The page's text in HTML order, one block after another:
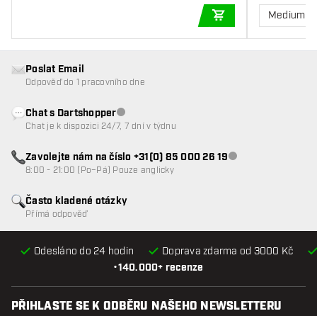
PŘIDAT DO KOŠÍKU
Medium
•140.000+ recenze
Odesláno do 24 hodin Doprava zdarma od 3000 Kč
Často kladené otázky
Přímá odpověď
Poslat Email
Odpověď do 1 pracovního dne
Chat s DartshopperZákaznický servis nedostupný
Chat je k dispozici 24/7, 7 dní v týdnu
Zavolejte nám na číslo +31(0) 85 000 26 19Zákaznický servis
8:00 - 21:00 (Po–Pá) Pouze anglicky
PŘIHLASTE SE K ODBĚRU NAŠEHO NEWSLETTERU